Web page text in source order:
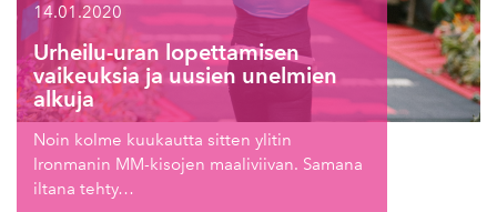
14.01.2020
Urheilu-uran lopettamisen
vaikeuksia ja uusien unelmien
alkuja
Noin kolme kuukautta sitten ylitin
Ironmanin MM-kisojen maaliviivan. Samana
iltana tehty…